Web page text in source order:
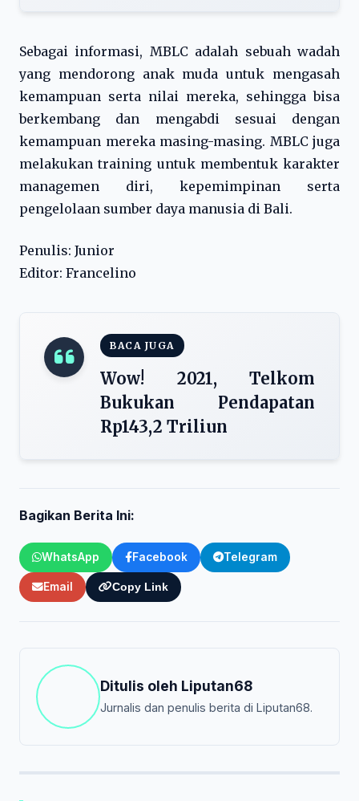
Sebagai informasi, MBLC adalah sebuah wadah
yang mendorong anak muda untuk mengasah
kemampuan serta nilai mereka, sehingga bisa
berkembang dan mengabdi sesuai dengan
kemampuan mereka masing-masing. MBLC juga
melakukan training untuk membentuk karakter
managemen diri, kepemimpinan serta
pengelolaan sumber daya manusia di Bali.
Penulis: Junior
Editor: Francelino
BACA JUGA
Wow! 2021, Telkom
Bukukan Pendapatan
Rp143,2 Triliun
Bagikan Berita Ini:
WhatsApp Facebook Telegram
Email Copy Link
Ditulis oleh Liputan68
Jurnalis dan penulis berita di Liputan68.